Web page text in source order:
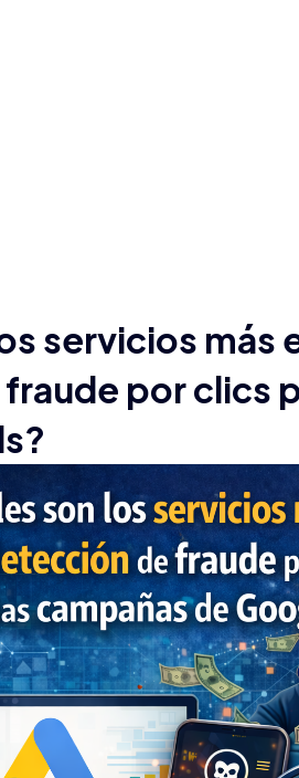
servicios más
por clics